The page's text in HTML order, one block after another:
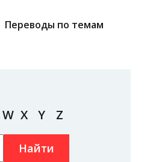
Переводы по темам
W X Y Z
Найти